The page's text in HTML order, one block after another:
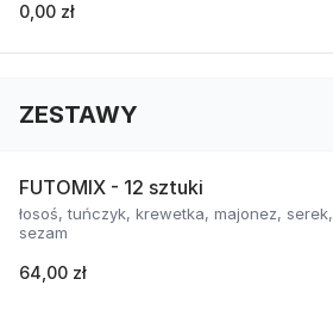
0,00 zł
ZESTAWY
FUTOMIX - 12 sztuki
łosoś, tuńczyk, krewetka, majonez, serek,
sezam
64,00 zł